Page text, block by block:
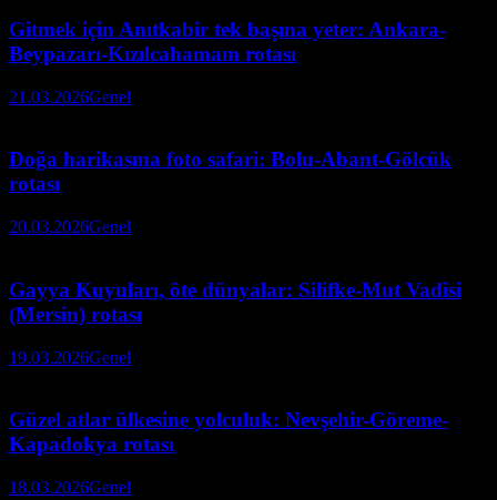
Gitmek için Anıtkabir tek başına yeter: Ankara-
Beypazarı-Kızılcahamam rotası
21.03.2026Genel
Doğa harikasına foto safari: Bolu-Abant-Gölcük
rotası
20.03.2026Genel
Gayya Kuyuları, öte dünyalar: Silifke-Mut Vadisi
(Mersin) rotası
19.03.2026Genel
Güzel atlar ülkesine yolculuk: Nevşehir-Göreme-
Kapadokya rotası
18.03.2026Genel